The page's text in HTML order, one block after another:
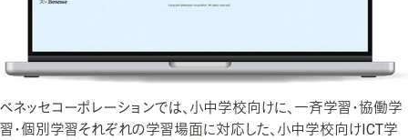
ベネッセコーポレーションでは、小中学校向けに、一斉学習・協働学
習・個別学習それぞれの学習場面に対応した、小中学校向けICT学